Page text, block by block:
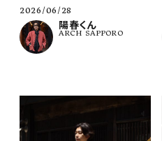
2026/06/28
陽春くん
ARCH SAPPORO